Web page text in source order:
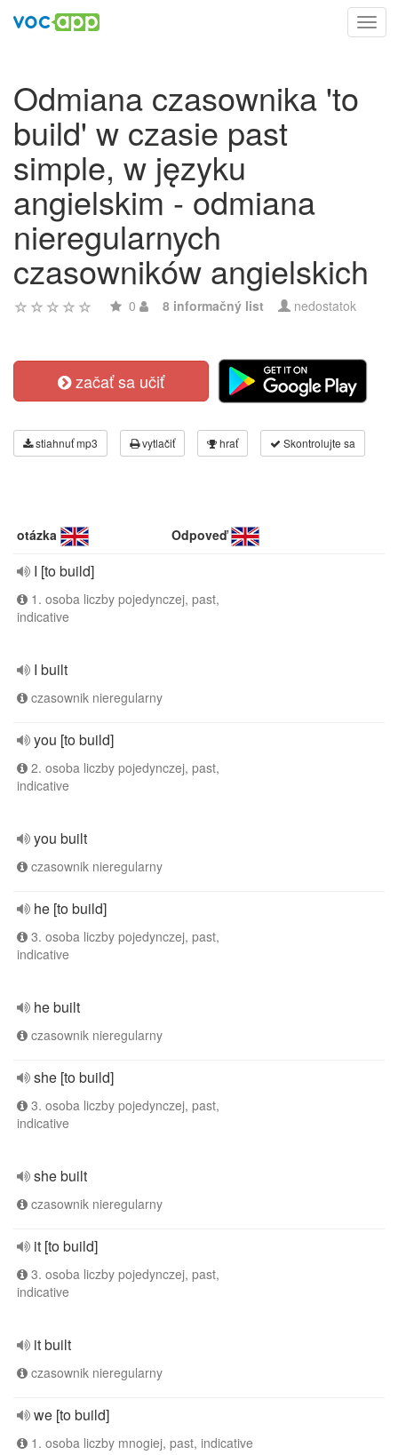
Odmiana czasownika 'to
build' w czasie past
simple, w języku
angielskim - odmiana
nieregularnych
czasowników angielskich
0 8 informačný list nedostatok
začať sa učiť
stiahnuť mp3 vytlačiť hrať Skontrolujte sa
otázka Odpoveď
I [to build]
1. osoba liczby pojedynczej, past,
indicative
I built
czasownik nieregularny
you [to build]
2. osoba liczby pojedynczej, past,
indicative
you built
czasownik nieregularny
he [to build]
3. osoba liczby pojedynczej, past,
indicative
he built
czasownik nieregularny
she [to build]
3. osoba liczby pojedynczej, past,
indicative
she built
czasownik nieregularny
it [to build]
3. osoba liczby pojedynczej, past,
indicative
it built
czasownik nieregularny
we [to build]
1. osoba liczby mnogiej, past, indicative